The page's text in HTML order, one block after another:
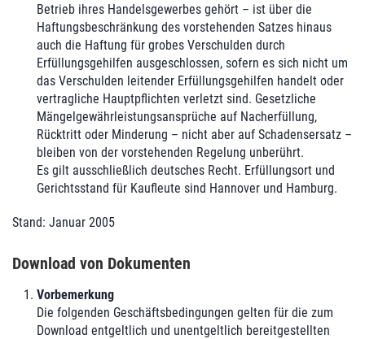
Betrieb ihres Handelsgewerbes gehört – ist über die
Haftungsbeschränkung des vorstehenden Satzes hinaus
auch die Haftung für grobes Verschulden durch
Erfüllungsgehilfen ausgeschlossen, sofern es sich nicht um
das Verschulden leitender Erfüllungsgehilfen handelt oder
vertragliche Hauptpflichten verletzt sind. Gesetzliche
Mängelgewährleistungsansprüche auf Nacherfüllung,
Rücktritt oder Minderung – nicht aber auf Schadensersatz –
bleiben von der vorstehenden Regelung unberührt.
Es gilt ausschließlich deutsches Recht. Erfüllungsort und
Gerichtsstand für Kaufleute sind Hannover und Hamburg.
Stand: Januar 2005
Download von Dokumenten
Vorbemerkung
Die folgenden Geschäftsbedingungen gelten für die zum
Download entgeltlich und unentgeltlich bereitgestellten